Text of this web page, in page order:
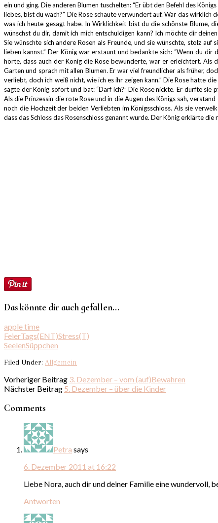
ein und ging.Die anderen Blumen tuschelten: “Er übt den Befehl des
liebes, bist du wach?” Die Rose schaute verwundert auf.War das wirklich
was ich heute gesagt habe. In Wirklichkeit bist du die schönste Blume,
wünschst du dir, damit ich mich entschuldigen kann? Ich möchte dir
Sie wünschte sich andere Rosen als Freunde,und sie wünschte, stolz auf
lieben kannst.” Der König war erstaunt und bedankte sich: “Wenn du dir
hörte, dass auch der König die Rose bewunderte, war er erleichtert. Als
Garten und sprach mit allen Blumen. Er war viel freundlicher als früher,
verliebt, doch ich weiß nicht, wie ich es ihr zeigen kann.” Die Rose hatte
sagte der König sofort und bat: “Darf ich?”Die Rose nickte. Er durfte sie
Als die Prinzessin die rote Rose und in die Augen des Königs sah,
noch die Hochzeit der beiden Verliebten im Königsschloss.Als sie
dass das Schloss das Rosenschloss genannt wurde. Der König erklärte die
Das könnte dir auch gefallen...
apple time
FeierTags(ENT)Stress(T)
SeelenSüppchen
Filed Under: Allgemein
Vorheriger Beitrag 3. Dezember – vom (auf)Bewahren
Nächster Beitrag 5. Dezember – über die Kinder
Comments
Petra says
6. Dezember 2011 at 16:22
Liebe Nora, auch dir und deiner Familie eine wundervoll,
Antworten